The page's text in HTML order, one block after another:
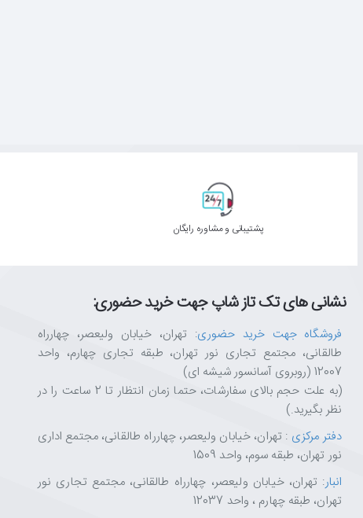
پشتیبانی و مشاوره رایگان
نشانی های تک تاز شاپ جهت خرید حضوری:
فروشگاه جهت خرید حضوری: تهران، خیابان ولیعصر، چهارراه
طالقانی، مجتمع تجاری نور تهران، طبقه تجاری چهارم، واحد
12007 (روبروی آسانسور شیشه ای)
(به علت حجم بالای سفارشات، حتما زمان انتظار تا 2 ساعت را در
نظر بگیرید.)
دفتر مرکزی : تهران، خیابان ولیعصر، چهارراه طالقانی، مجتمع اداری
نور تهران، طبقه سوم، واحد 1509
انبار: تهران، خیابان ولیعصر، چهارراه طالقانی، مجتمع تجاری نور
تهران، طبقه چهارم ، واحد 12037